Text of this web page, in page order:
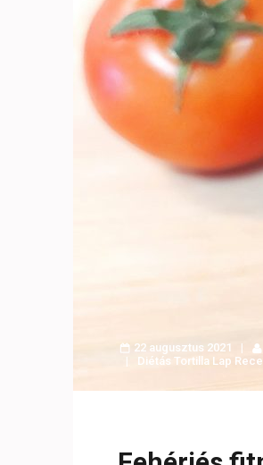
22 augusztus 2021
Diétás Tortilla Lap